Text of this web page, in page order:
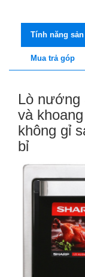
Tính năng
Mua trả góp
Lò nướng
và
không gỉ
bỉ